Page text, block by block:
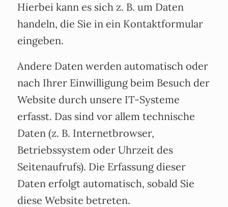
Hierbei kann es sich z. B. um Daten
handeln, die Sie in ein Kontaktformular
eingeben.
Andere Daten werden automatisch oder
nach Ihrer Einwilligung beim Besuch der
Website durch unsere IT-Systeme
erfasst. Das sind vor allem technische
Daten (z. B. Internetbrowser,
Betriebssystem oder Uhrzeit des
Seitenaufrufs). Die Erfassung dieser
Daten erfolgt automatisch, sobald Sie
diese Website betreten.